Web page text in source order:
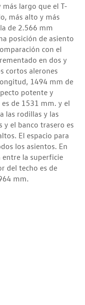
más largo que el T-
más alto y más
de 2.566 mm
posición de asiento
con el
en dos y
cortos alerones
1494 mm de
potente y
de 1531 mm. y el
las rodillas y las
y el banco trasero es
El espacio para
los asientos. En
entre la superficie
del techo es de
mm.